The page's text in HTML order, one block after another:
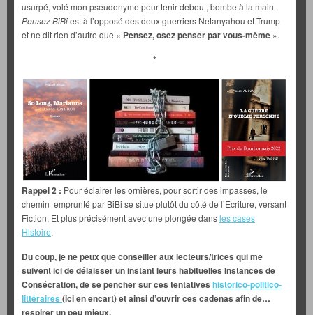
usurpé, volé mon pseudonyme pour tenir debout, bombe à la main.
Pensez BiBiest à l’opposé des deux guerriers Netanyahou et Trump
et ne dit rien d’autre que « Pensez, osez penser par vous-même ».
*
Rappel 2 : Pour éclairer les ornières, pour sortir des impasses, le
chemin emprunté par BiBi se situe plutôt du côté de l’Ecriture, versant
Fiction. Et plus précisément avec une plongée dansles cases
Histoire.
Du coup, je ne peux que conseiller aux lecteurs/trices qui me
suivent ici de délaisser un instant leurs habituelles Instances de
Consécration, de se pencher sur ces tentatives historico-politico-
littéraires (ici en encart) et ainsi d’ouvrir ces cadenas afin de…
respirer un peu mieux.